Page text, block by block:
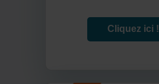
Cliquez ici !